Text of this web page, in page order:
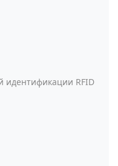
идентификации RFID